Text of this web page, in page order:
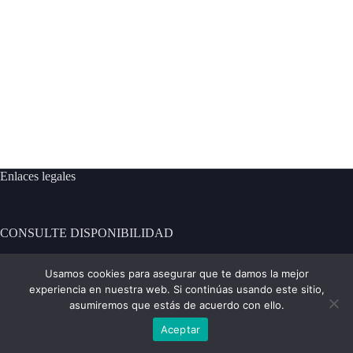
Enlaces legales
CONSULTE DISPONIBILIDAD
Copyright © CASA MIRANDA
Usamos cookies para asegurar que te damos la mejor
experiencia en nuestra web. Si continúas usando este sitio,
asumiremos que estás de acuerdo con ello.
Aceptar